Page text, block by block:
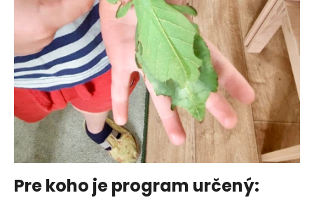
Pre koho je program určený: